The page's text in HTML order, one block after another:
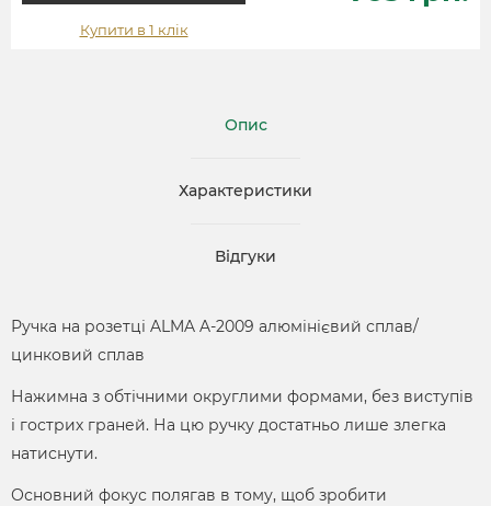
Купити в 1 клік
Опис
Характеристики
Відгуки
Ручка на розетці ALMA A-2009 алюмінієвий сплав/
цинковий сплав
Нажимна з обтічними округлими формами, без виступів
і гострих граней. На цю ручку достатньо лише злегка
натиснути.
Основний фокус полягав в тому, щоб зробити